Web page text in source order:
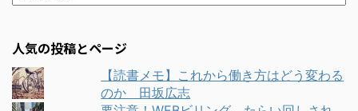
人気の投稿とページ
【読書メモ】これから働き方はどう変わる
のか 田坂広志